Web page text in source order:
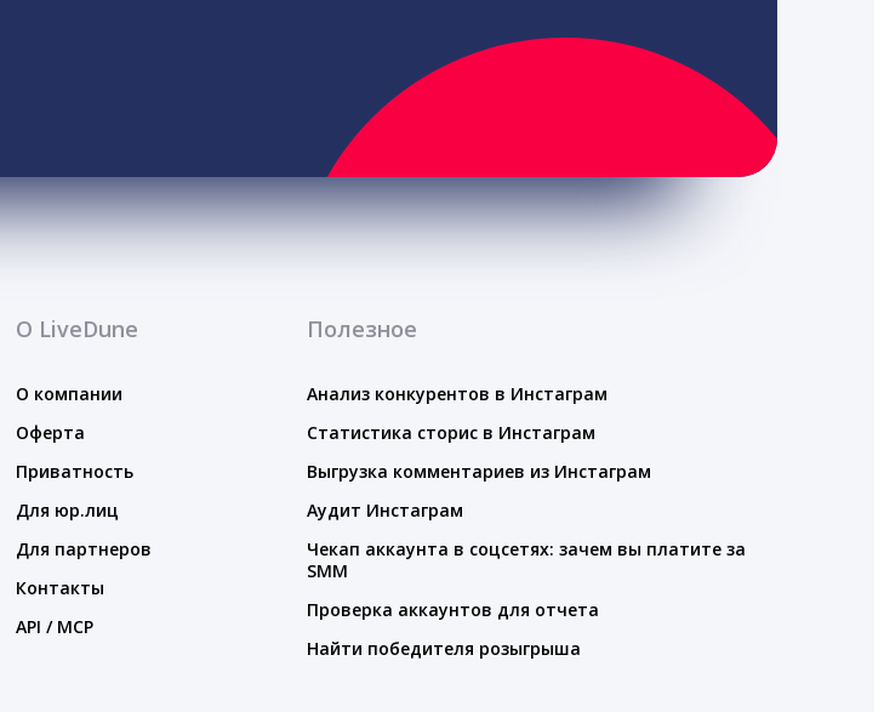
О LiveDune
О компании
Оферта
Приватность
Для юр.лиц
Для партнеров
Контакты
API / MCP
Полезное
Анализ конкурентов в Инстаграм
Статистика сторис в Инстаграм
Выгрузка комментариев из Инстаграм
Аудит Инстаграм
Чекап аккаунта в соцсетях: зачем вы платите за
SMM
Проверка аккаунтов для отчета
Найти победителя розыгрыша